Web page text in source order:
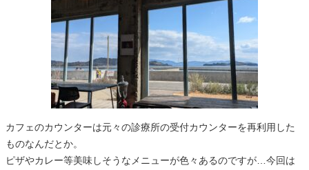
カフェのカウンターは元々の診療所の受付カウンターを再利用した
ものなんだとか。
ピザやカレー等美味しそうなメニューが色々あるのですが…今回は